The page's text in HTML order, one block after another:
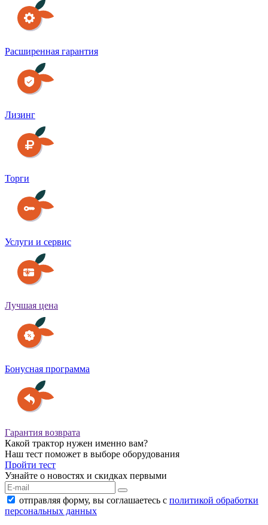
Расширенная гарантия
Лизинг
Торги
Услуги и сервис
Лучшая цена
Бонусная программа
Гарантия возврата
Какой трактор нужен именно вам?
Наш тест поможет в выборе оборудования
Пройти тест
Узнайте о новостях и скидках первыми
отправляя форму, вы соглашаетесь с политикой обработки
персональных данных